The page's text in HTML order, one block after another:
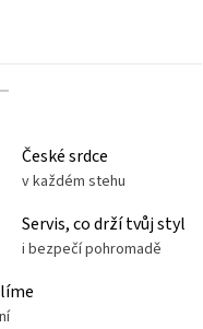
České srdce
v každém stehu
Servis, co drží tvůj styl
i bezpečí pohromadě